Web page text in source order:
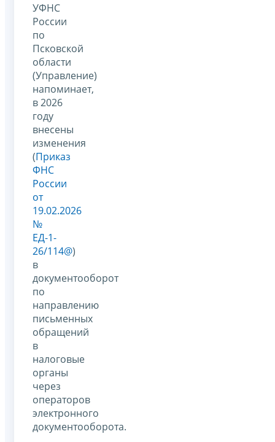
УФНС
России
по
Псковской
области
(Управление)
напоминает,
в 2026
году
внесены
изменения
(Приказ
ФНС
России
от
19.02.2026
№
ЕД-1-
26/114@)
в
документооборот
по
направлению
письменных
обращений
в
налоговые
органы
через
операторов
электронного
документооборота.